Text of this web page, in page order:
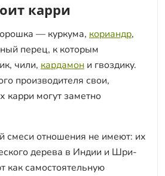
карри
— куркума, кориандр,
перец, к которым
чили, кардамон и гвоздику.
производителя свои,
карри могут заметно
смеси отношения не имеют: их
дерева в Индии и Шри-
как самостоятельную